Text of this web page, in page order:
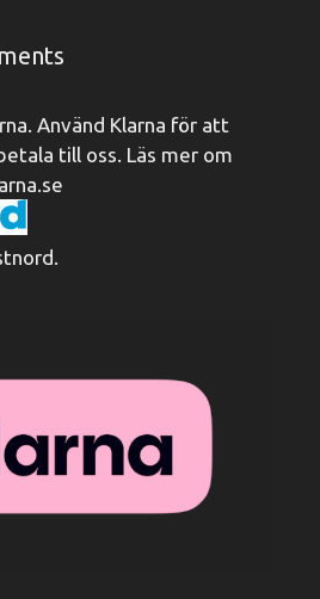
Använd Klarna för att
till oss. Läs mer om